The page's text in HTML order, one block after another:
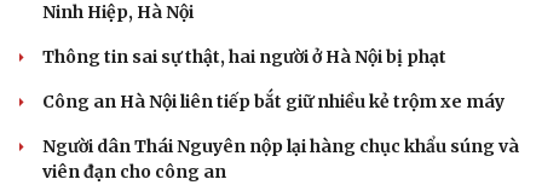
Tư vấn
Săn Tour
check-in
Câu chuyện thời sự
Đọc truyện đêm khuya
Cửa sổ tình yêu
Kể chuyện cho bé
Ninh Hiệp, Hà Nội
Thông tin sai sự thật, hai người ở Hà Nội bị phạt
Công an Hà Nội liên tiếp bắt giữ nhiều kẻ trộm xe máy
Người dân Thái Nguyên nộp lại hàng chục khẩu súng và
viên đạn cho công an